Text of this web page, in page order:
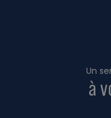
Un
à